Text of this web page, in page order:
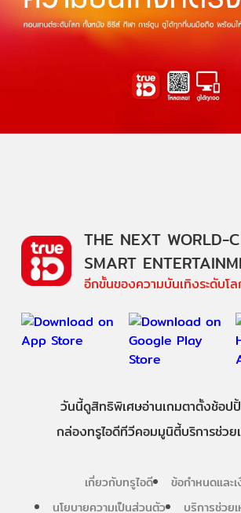
THE NEXT WORLD-
SMART
อีกขั้นของความบันเทิงระดับโ
วันนี้ดูสิทธิพิเศษอ่านเกมตาตั้งช้อป
กล่องทรูไอดีทีวีคอมมูนิตี้บริการช่วย
เกี่ยวกับทรูไอดี
ข้อกำหนดและเ
นโยบายความเป็นส่วนตัว
บริการช่วย